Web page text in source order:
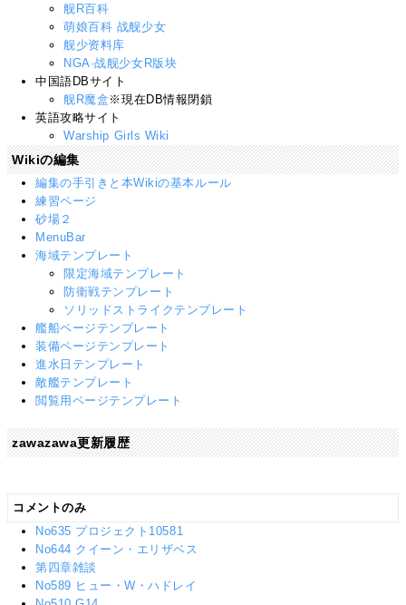
舰R百科
萌娘百科 战舰少女
舰少资料库
NGA·战舰少女R版块
中国語DBサイト
舰R魔盒 ※現在DB情報閉鎖
英語攻略サイト
Warship Girls Wiki
Wikiの編集
編集の手引きと本Wikiの基本ルール
練習ページ
砂場２
MenuBar
海域テンプレート
限定海域テンプレート
防衛戦テンプレート
ソリッドストライクテンプレート
艦船ページテンプレート
装備ページテンプレート
進水日テンプレート
敵艦テンプレート
閲覧用ページテンプレート
zawazawa更新履歴
コメントのみ
No635 プロジェクト10581
No644 クイーン・エリザベス
第四章雑談
No589 ヒュー・W・ハドレイ